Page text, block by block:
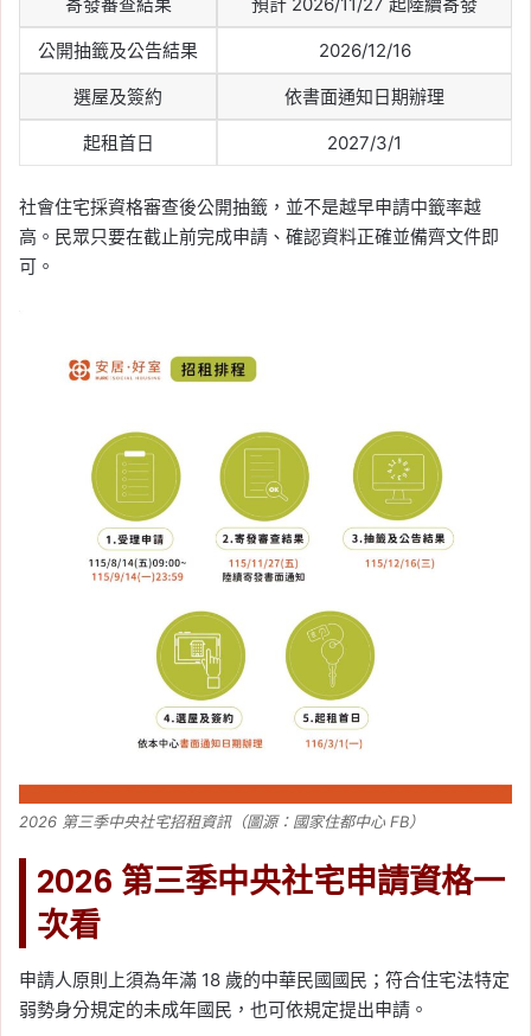
Tag:新青安SOP, 新青安怎麼申請, 新青
, 新青安申請文件
請流程, 新青安申請資格, 新青安補件 ,
青安 3.0, 首購族房貸
2026-06-07
2026 名下有繼承房還算
首購嗎？持分、共有房產
會不會影響資格一次看
購嗎
公開抽籤及公告結果 2026/12/16
選屋及簽約 依書面通知日期辦理
起租首日 2027/3/1
社會住宅採資格審查後公開抽籤，並不是越早申請中籤率越
高。民眾只要在截止前完成申請、確認資料正確並備齊文件即
可。
2026 第三季中央社宅招租資訊（圖源：國家住都中心 FB）
2026 第三季中央社宅申請資格一
次看
申請人原則上須為年滿 18 歲的中華民國國民；符合住宅法特定
弱勢身分規定的未成年國民，也可依規定提出申請。